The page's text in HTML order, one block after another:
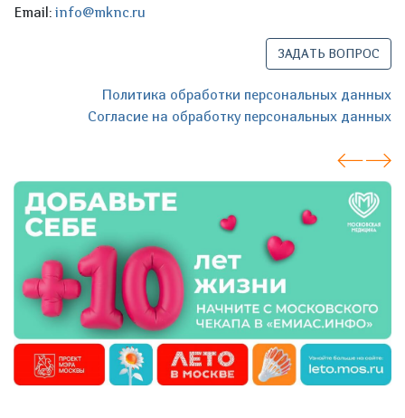
Email: info@mknc.ru
ЗАДАТЬ ВОПРОС
Политика обработки персональных данных
Согласие на обработку персональных данных